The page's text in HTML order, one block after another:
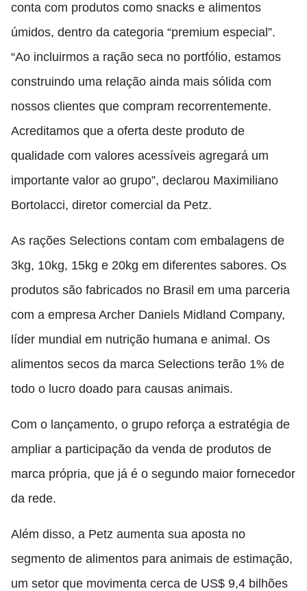
conta com produtos como snacks e alimentos
úmidos, dentro da categoria “premium especial”.
“Ao incluirmos a ração seca no portfólio, estamos
construindo uma relação ainda mais sólida com
nossos clientes que compram recorrentemente.
Acreditamos que a oferta deste produto de
qualidade com valores acessíveis agregará um
importante valor ao grupo”, declarou Maximiliano
Bortolacci, diretor comercial da Petz.
As rações Selections contam com embalagens de
3kg, 10kg, 15kg e 20kg em diferentes sabores. Os
produtos são fabricados no Brasil em uma parceria
com a empresa Archer Daniels Midland Company,
líder mundial em nutrição humana e animal. Os
alimentos secos da marca Selections terão 1% de
todo o lucro doado para causas animais.
Com o lançamento, o grupo reforça a estratégia de
ampliar a participação da venda de produtos de
marca própria, que já é o segundo maior fornecedor
da rede.
Além disso, a Petz aumenta sua aposta no
segmento de alimentos para animais de estimação,
um setor que movimenta cerca de US$ 9,4 bilhões